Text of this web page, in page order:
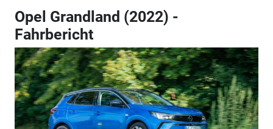
Opel Grandland (2022) -
Fahrbericht